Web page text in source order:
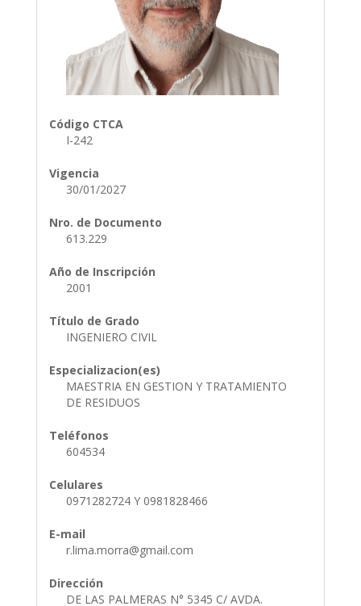
Código CTCA
I-242
Vigencia
30/01/2027
Nro. de Documento
613.229
Año de Inscripción
2001
Título de Grado
INGENIERO CIVIL
Especializacion(es)
MAESTRIA EN GESTION Y TRATAMIENTO
DE RESIDUOS
Teléfonos
604534
Celulares
0971282724 Y 0981828466
E-mail
r.lima.morra@gmail.com
Dirección
DE LAS PALMERAS N° 5345 C/ AVDA.